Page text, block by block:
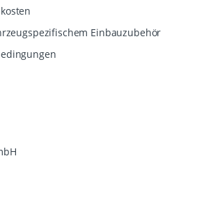
Einbauzubehör